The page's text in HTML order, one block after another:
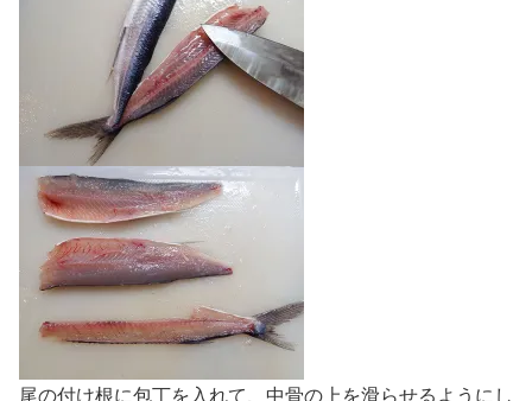
尾の付け根に包丁を入れて、中骨の上を滑らせるようにし